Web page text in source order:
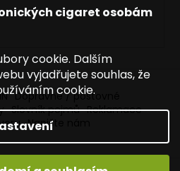
cigaret osobám
cookie. Dalším
vyjadřujete souhlas, že
cookie.
Dopravné / poštovné
Slovník pojmů Reklamace
Napište nám